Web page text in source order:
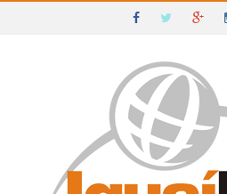
IGUAÍ E SUDOESTE DA BAHIA